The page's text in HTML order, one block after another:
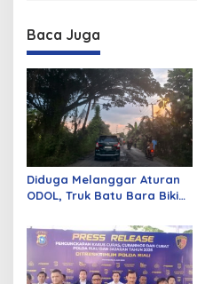
Baca Juga
Diduga Melanggar Aturan
ODOL, Truk Batu Bara Bikin
Parah